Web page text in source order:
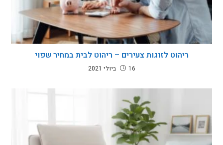
ריהוט לזוגות צעירים – ריהוט לבית במחיר שפוי
16 ביולי 2021